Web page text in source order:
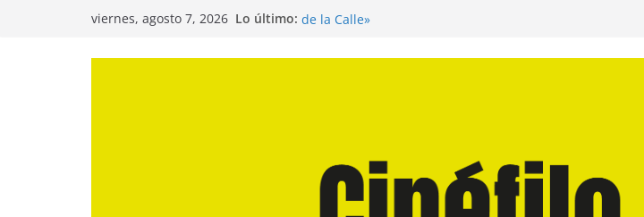
viernes, agosto 7, 2026 Lo último: Entrevista a Juan Martín Hsu, director de «Los Caminantes